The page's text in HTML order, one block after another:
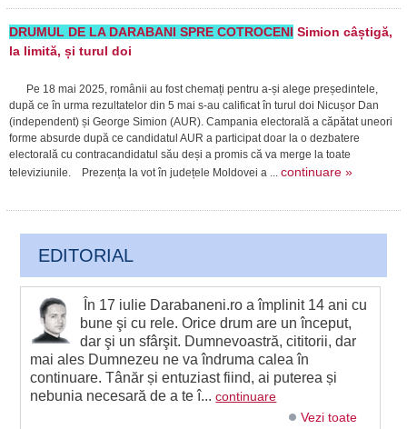
DRUMUL DE LA DARABANI SPRE COTROCENI Simion câștigă,
la limită, și turul doi
Pe 18 mai 2025, românii au fost chemați pentru a-și alege președintele,
după ce în urma rezultatelor din 5 mai s-au calificat în turul doi Nicușor Dan
(independent) și George Simion (AUR). Campania electorală a căpătat uneori
forme absurde după ce candidatul AUR a participat doar la o dezbatere
electorală cu contracandidatul său deși a promis că va merge la toate
televiziunile. Prezența la vot în județele Moldovei a ... continuare »
EDITORIAL
În 17 iulie Darabaneni.ro a împlinit 14 ani cu
bune şi cu rele. Orice drum are un început,
dar şi un sfârşit. Dumnevoastră, cititorii, dar
mai ales Dumnezeu ne va îndruma calea în
continuare. Tânăr și entuziast fiind, ai puterea și
nebunia necesară de a te î...continuare
Vezi toate